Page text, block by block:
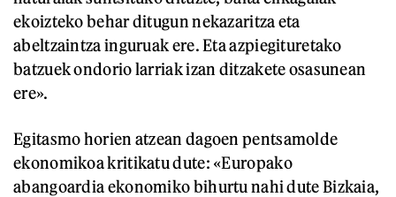
ekoizteko behar ditugun nekazaritza eta
abeltzaintza inguruak ere. Eta azpiegituretako
batzuek ondorio larriak izan ditzakete osasunean
ere».
Egitasmo horien atzean dagoen pentsamolde
ekonomikoa kritikatu dute: «Europako
abangoardia ekonomiko bihurtu nahi dute Bizkaia,